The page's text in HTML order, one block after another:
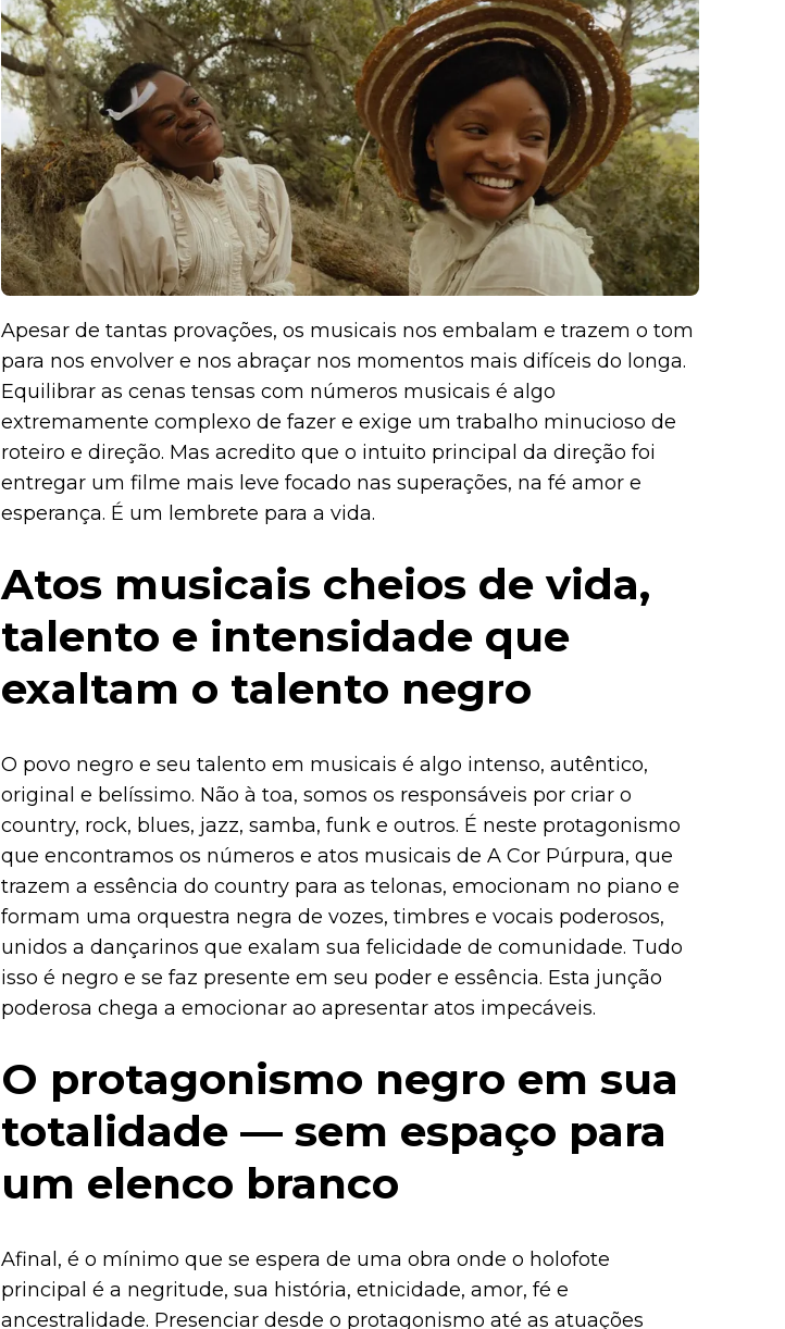
Apesar de tantas provações, os musicais nos embalam e trazem o tom
para nos envolver e nos abraçar nos momentos mais difíceis do longa.
Equilibrar as cenas tensas com números musicais é algo
extremamente complexo de fazer e exige um trabalho minucioso de
roteiro e direção. Mas acredito que o intuito principal da direção foi
entregar um filme mais leve focado nas superações, na fé amor e
esperança. É um lembrete para a vida.
Atos musicais cheios de vida,
talento e intensidade que
exaltam o talento negro
O povo negro e seu talento em musicais é algo intenso, autêntico,
original e belíssimo. Não à toa, somos os responsáveis por criar o
country, rock, blues, jazz, samba, funk e outros. É neste protagonismo
que encontramos os números e atos musicais de A Cor Púrpura, que
trazem a essência do country para as telonas, emocionam no piano e
formam uma orquestra negra de vozes, timbres e vocais poderosos,
unidos a dançarinos que exalam sua felicidade de comunidade. Tudo
isso é negro e se faz presente em seu poder e essência. Esta junção
poderosa chega a emocionar ao apresentar atos impecáveis.
O protagonismo negro em sua
totalidade — sem espaço para
um elenco branco
Afinal, é o mínimo que se espera de uma obra onde o holofote
principal é a negritude, sua história, etnicidade, amor, fé e
ancestralidade. Presenciar desde o protagonismo até as atuações